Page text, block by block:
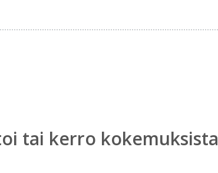
tai kerro kokemuksista